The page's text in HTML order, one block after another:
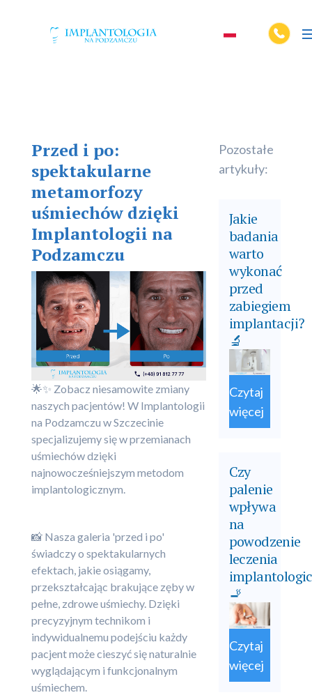
Przed i po:
spektakularne
metamorfozy
uśmiechów dzięki
Implantologii na
Podzamczu
🌟✨ Zobacz niesamowite zmiany
naszych pacjentów! W Implantologii
na Podzamczu w Szczecinie
specjalizujemy się w przemianach
uśmiechów dzięki
najnowocześniejszym metodom
implantologicznym.
📸 Nasza galeria 'przed i po'
świadczy o spektakularnych
efektach, jakie osiągamy,
przekształcając brakujące zęby w
pełne, zdrowe uśmiechy. Dzięki
precyzyjnym technikom i
indywidualnemu podejściu każdy
pacjent może cieszyć się naturalnie
wyglądającym i funkcjonalnym
uśmiechem.
Pozostałe
artykuły:
Jakie
badania
warto
wykonać
przed
zabiegiem
implantacji?
🔬
Czytaj
więcej
Czy
palenie
wpływa
na
powodzenie
leczenia
🚬
Czytaj
więcej